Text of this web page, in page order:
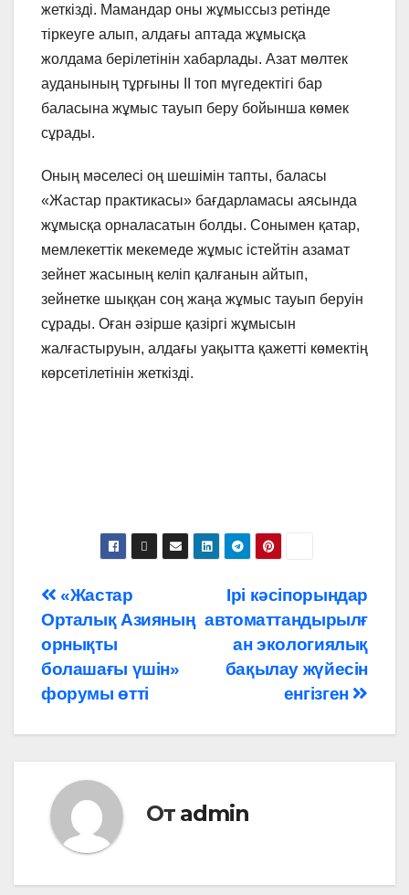
жеткізді. Мамандар оны жұмыссыз ретінде
тіркеуге алып, алдағы аптада жұмысқа
жолдама берілетінін хабарлады. Азат мөлтек
ауданының тұрғыны ІІ топ мүгедектігі бар
баласына жұмыс тауып беру бойынша көмек
сұрады.
Оның мәселесі оң шешімін тапты, баласы
«Жастар практикасы» бағдарламасы аясында
жұмысқа орналасатын болды. Сонымен қатар,
мемлекеттік мекемеде жұмыс істейтін азамат
зейнет жасының келіп қалғанын айтып,
зейнетке шыққан соң жаңа жұмыс тауып беруін
сұрады. Оған әзірше қазіргі жұмысын
жалғастыруын, алдағы уақытта қажетті көмектің
көрсетілетінін жеткізді.
Навигация
по
записям
Ірі кәсіпорындар
автоматтандырылғ
ан экологиялық
бақылау жүйесін
енгізген
«Жастар
Орталық Азияның
орнықты
болашағы үшін»
форумы өтті
От admin